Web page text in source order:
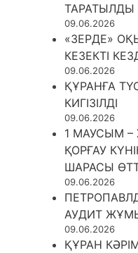
ТАРАТЫЛДЫ
09.06.2026
«ЗЕРДЕ»
КЕЗЕКТІ
09.06.2026
ҚҰРАНҒА
КИГІЗІЛДІ
09.06.2026
1 МАУСЫМ
ҚОРҒАУ
ШАРАСЫ
09.06.2026
АУДИТ
09.06.2026
ҚҰРАН